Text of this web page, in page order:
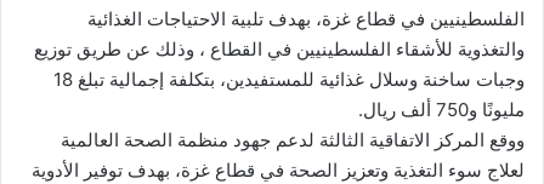
الفلسطينيين في قطاع غزة، بهدف تلبية الاحتياجات الغذائية
والتغذوية للأشقاء الفلسطينيين في القطاع ، وذلك عن طريق توزيع
وجبات ساخنة وسلال غذائية للمستفيدين، بتكلفة إجمالية تبلغ 18
مليونًا و750 ألف ريال.
ووقع المركز الاتفاقية الثالثة لدعم جهود منظمة الصحة العالمية
لعلاج سوء التغذية وتعزيز الصحة في قطاع غزة، بهدف توفير الأدوية